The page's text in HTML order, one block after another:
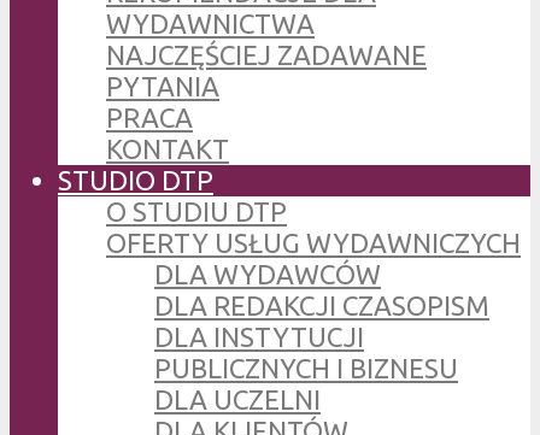
WYDAWNICTWA
NAJCZĘŚCIEJ ZADAWANE
PYTANIA
PRACA
KONTAKT
STUDIO DTP
O STUDIU DTP
OFERTY USŁUG WYDAWNICZYCH
DLA WYDAWCÓW
DLA REDAKCJI CZASOPISM
DLA INSTYTUCJI
PUBLICZNYCH I BIZNESU
DLA UCZELNI